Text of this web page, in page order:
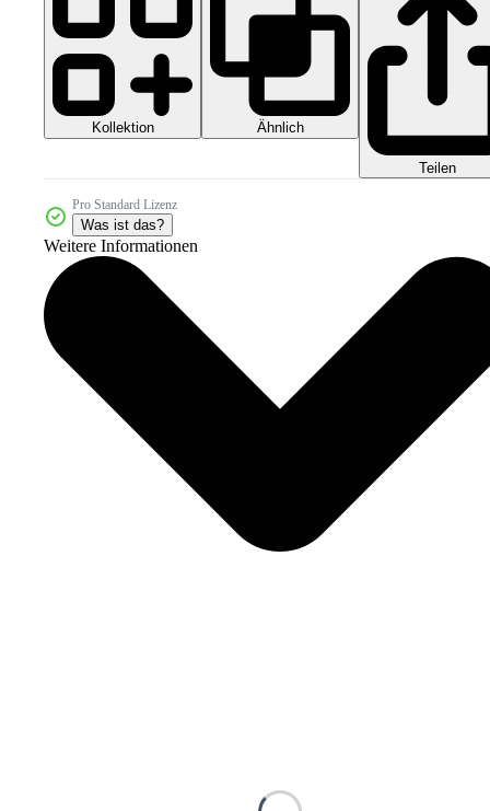
Kollektion Ähnlich
Teilen
Pro Standard Lizenz
Was ist das?
Weitere Informationen